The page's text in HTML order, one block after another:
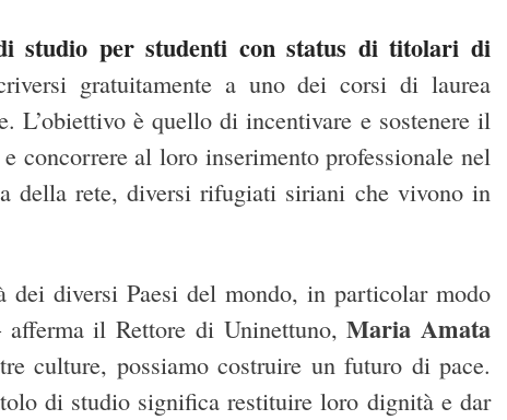
studio per studenti con status di titolari di
gratuitamente a uno dei corsi di laurea
è quello di incentivare e sostenere il
e concorrere al loro inserimento professionale nel
della rete, diversi rifugiati siriani che vivono in
dei diversi Paesi del mondo, in particolar modo
afferma il Rettore di Uninettuno,Maria Amata
culture, possiamo costruire un futuro di pace.
di studio significa restituire loro dignità e dar